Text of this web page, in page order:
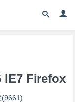
IE7 Firefox
(9661)